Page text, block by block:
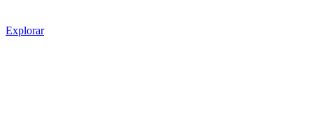
Explorar